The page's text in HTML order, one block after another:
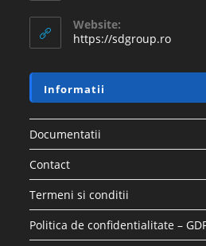
Website:
https://sdgroup.ro
Informatii
Documentatii
Contact
Termeni si conditii
Politica de confidentialitate –